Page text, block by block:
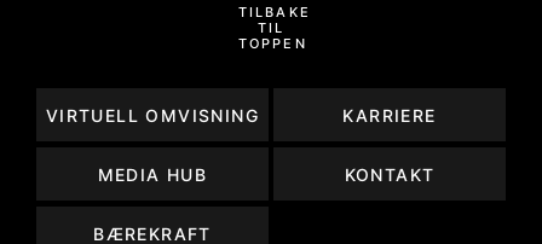
TILBAKE
TIL
TOPPEN
VIRTUELL OMVISNING KARRIERE
MEDIA HUB KONTAKT
BÆREKRAFT